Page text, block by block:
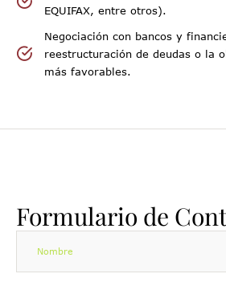
EQUIFAX, entre otros).
Negociación con bancos y
reestructuración de deudas o la
más favorables.
Formulario de